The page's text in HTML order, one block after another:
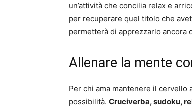
un’attività che concilia relax e
per recuperare quel titolo che
permetterà di apprezzarlo ancora
Allenare la mente
Per chi ama mantenere il cervello
possibilità. Cruciverba, sudoku,